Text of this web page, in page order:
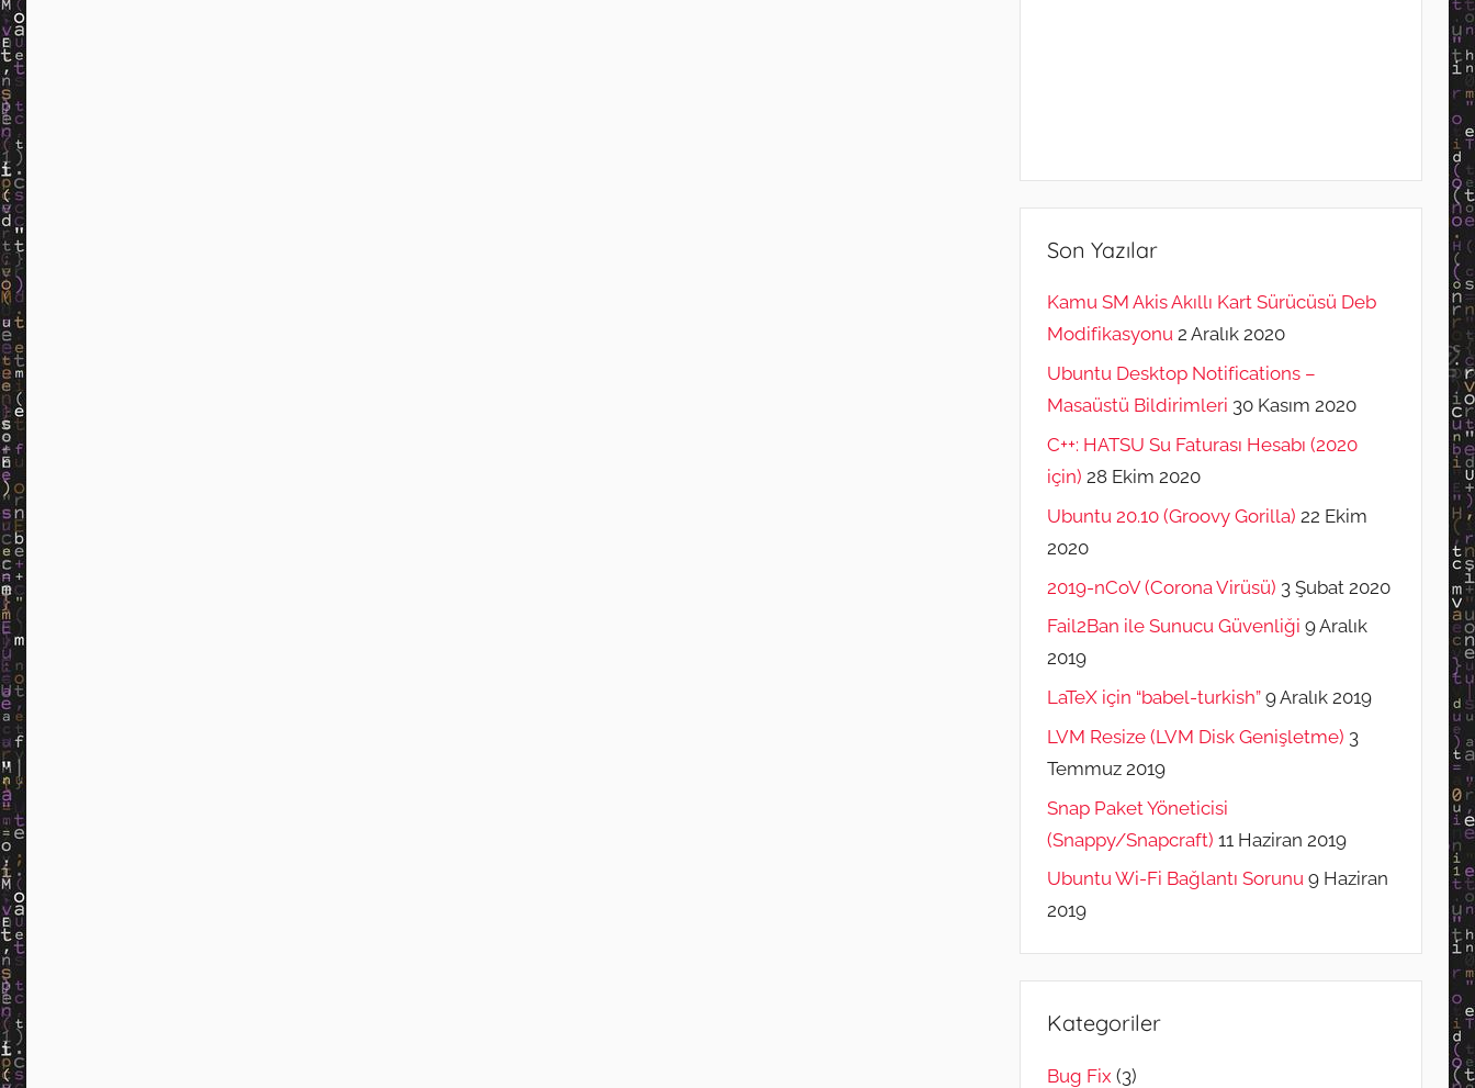
Son Yazılar
Kamu SM Akis Akıllı Kart Sürücüsü Deb
Modifikasyonu 2 Aralık 2020
Ubuntu Desktop Notifications –
Masaüstü Bildirimleri 30 Kasım 2020
C++: HATSU Su Faturası Hesabı (2020
için) 28 Ekim 2020
Ubuntu 20.10 (Groovy Gorilla) 22 Ekim
2020
2019-nCoV (Corona Virüsü) 3 Şubat 2020
Fail2Ban ile Sunucu Güvenliği 9 Aralık
2019
LaTeX için “babel-turkish” 9 Aralık 2019
LVM Resize (LVM Disk Genişletme) 3
Temmuz 2019
Snap Paket Yöneticisi
(Snappy/Snapcraft) 11 Haziran 2019
Ubuntu Wi-Fi Bağlantı Sorunu 9 Haziran
2019
Kategoriler
Bug Fix (3)